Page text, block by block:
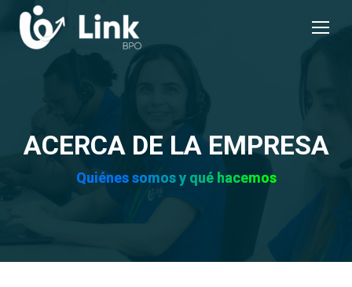
ACERCA DE LA EMPRESA
Quiénes somos y qué hacemos